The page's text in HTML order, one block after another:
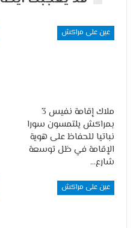
عين على مراكش
ملاك إقامة نفيس 3
بمراكش يلتمسون سورا
نباتيا للحفاظ على هوية
الإقامة في ظل توسعة
شارع…
عين على مراكش